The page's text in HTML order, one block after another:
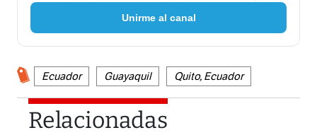
Unirme al canal
Ecuador Guayaquil Quito, Ecuador
Relacionadas